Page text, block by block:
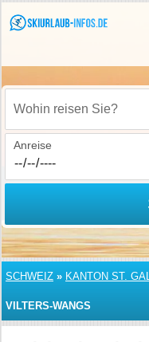
Wohin reisen Sie?
Anreise
SCHWEIZ » KANTON ST.
VILTERS-WANGS